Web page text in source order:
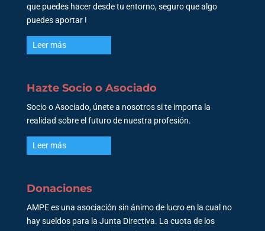
que puedes hacer desde tu entorno, seguro que algo
puedes aportar !
Leer más
Hazte Socio o Asociado
Socio o Asociado, únete a nosotros si te importa la
realidad sobre el futuro de nuestra profesión.
Leer más
Donaciones
AMPE es una asociación sin ánimo de lucro en la cual no
hay sueldos para la Junta Directiva. La cuota de los